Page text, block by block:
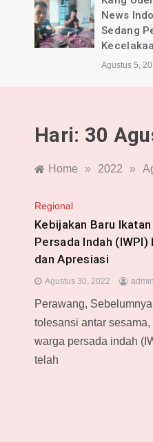
dan
Agustus 4,
Hari: 30
Home » 2022 »
Regional
Kebijakan Baru
Persada Indah (IWPI)
dan Apresiasi
Agustus 30, 2022 admin
Perawang,
tolesansi antar sesama,
warga persada indah
telah